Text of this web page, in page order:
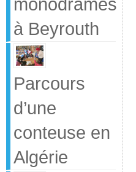
à Beyrouth
Parcours
d’une
conteuse en
Algérie